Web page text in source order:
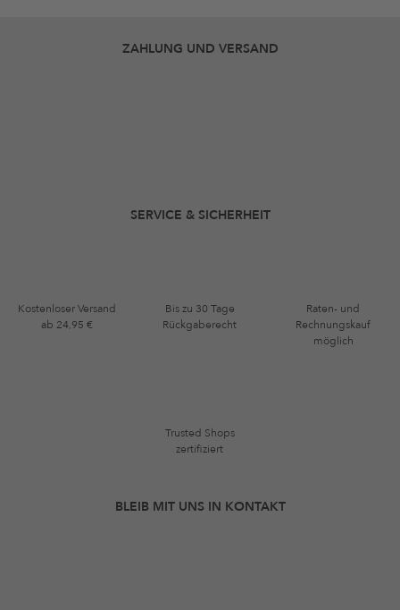
ZAHLUNG UND VERSAND
SERVICE & SICHERHEIT
Kostenloser Versand
ab 24,95 €
Bis zu 30 Tage
Rückgaberecht
Raten- und
Rechnungskauf
möglich
Trusted Shops
zertifiziert
BLEIB MIT UNS IN KONTAKT